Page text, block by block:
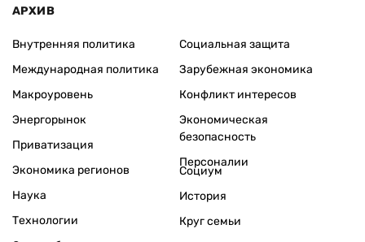
АРХИВ
Внутренняя политика
Международная политика
Макроуровень
Энергорынок
Приватизация
Экономика регионов
Социальная защита
Зарубежная экономика
Конфликт интересов
Экономическая
безопасность
Персоналии
Наука
Технологии
Социум
История
Круг семьи